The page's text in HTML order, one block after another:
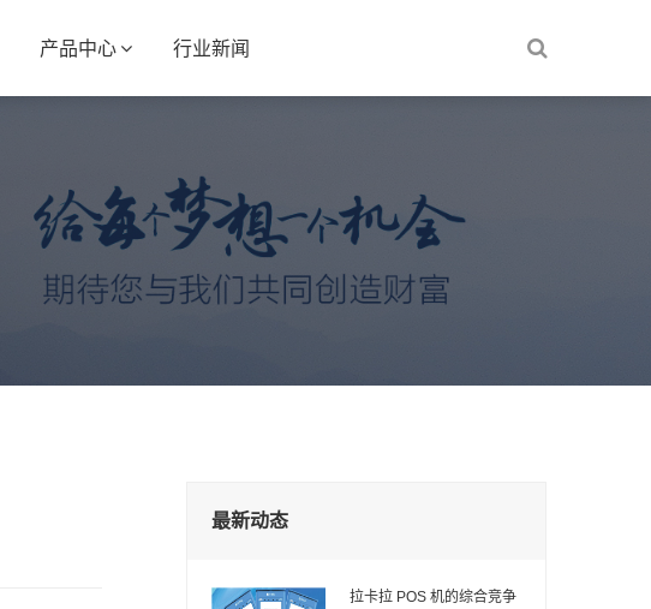
产品中心 行业新闻
最新动态
拉卡拉 POS 机的综合竞争